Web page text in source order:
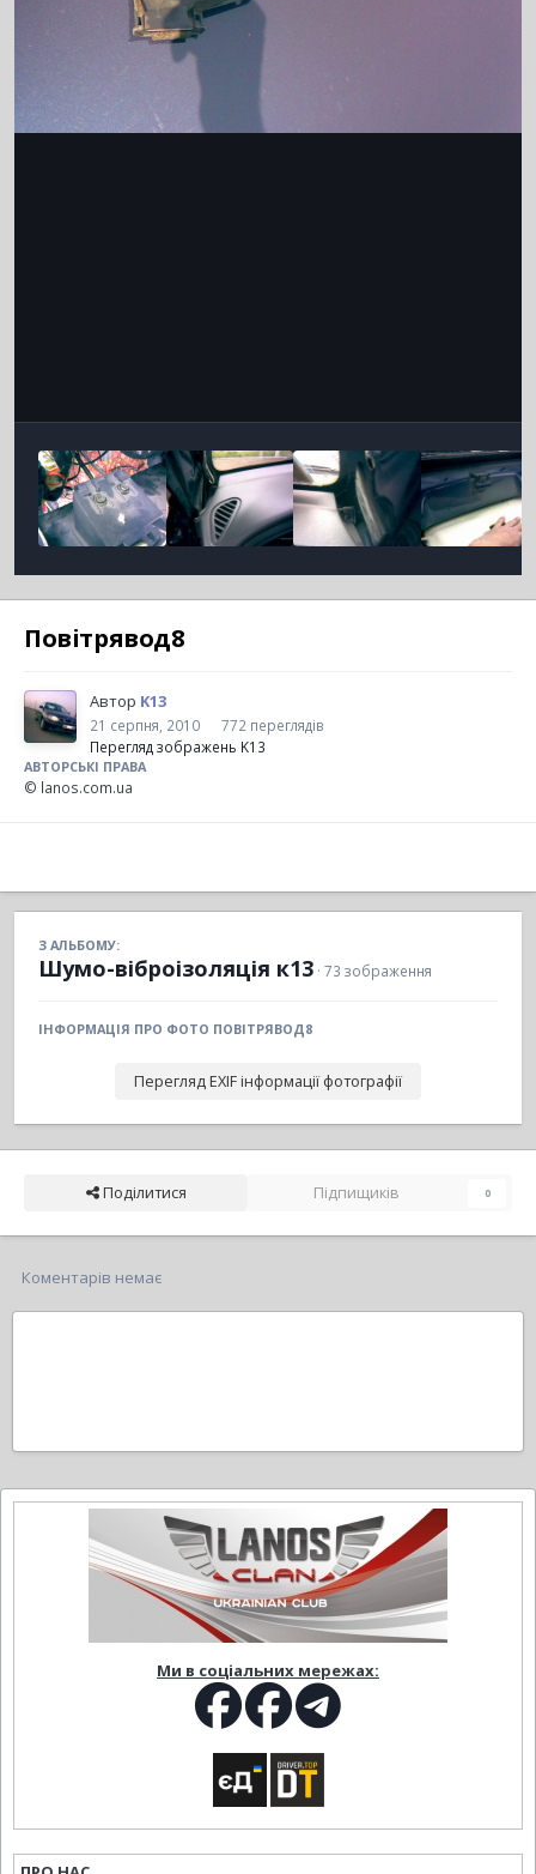
Повітрявод8
Автор K13
21 серпня, 2010
772 переглядів
Перегляд зображень K13
АВТОРСЬКІ ПРАВА
© lanos.com.ua
З АЛЬБОМУ:
Шумо-віброізоляція к13 · 73 зображення
ІНФОРМАЦІЯ ПРО ФОТО ПОВІТРЯВОД8
Перегляд EXIF інформації фотографії
Поділитися Підпищиків 0
Коментарів немає
Ми в соціальних мережах: